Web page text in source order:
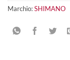
Marchio:SHIMANO